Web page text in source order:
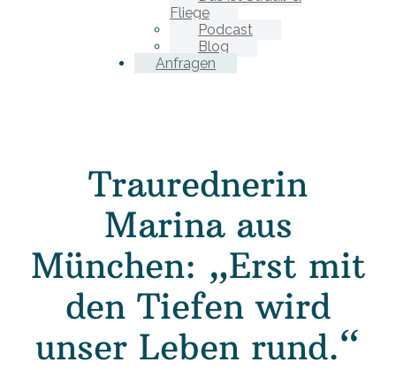
Fliege
Podcast
Blog
Anfragen
Traurednerin
Marina aus
München: „Erst mit
den Tiefen wird
unser Leben rund.“